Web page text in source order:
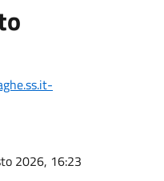
2026, 16:23